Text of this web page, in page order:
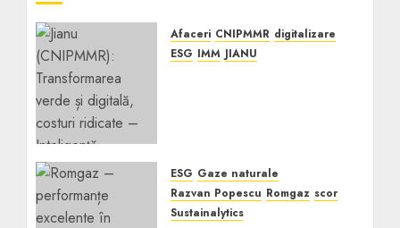
Afaceri CNIPMMR digitalizare
ESG IMM JIANU
ESG Gaze naturale
Razvan Popescu Romgaz scor
Sustainalytics